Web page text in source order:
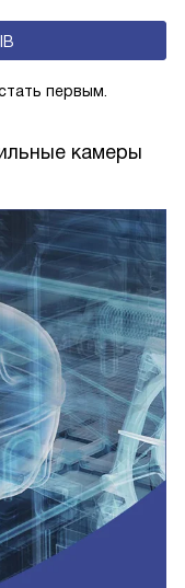
гармоничным,
вам
первым.
камеры